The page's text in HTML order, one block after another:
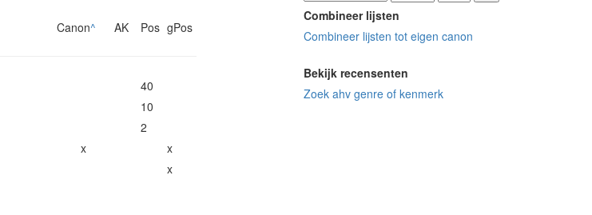
Canon^ AK Pos gPos
40
10
2
x
x
x
Combineer lijsten
Combineer lijsten tot eigen canon
Bekijk recensenten
Zoek ahv genre of kenmerk